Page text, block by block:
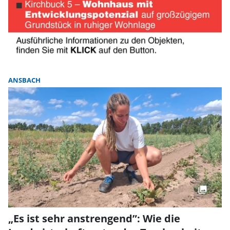
ANSBACH
„Es ist sehr anstrengend”: Wie die